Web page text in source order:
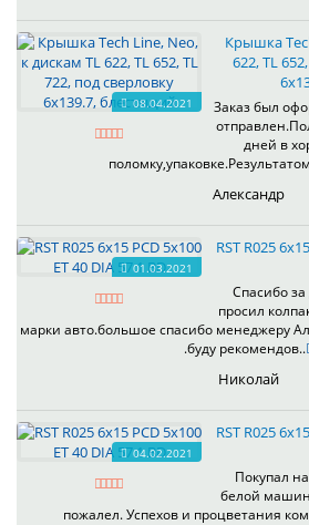
08.04.2021
Крышка
622, TL
Заказ был
дней в
Александр
01.03.2021
RST R025
Спасибо за
просил
марки авто.большое спасибо менеджеру
.буду рекомендов..
Николай
04.02.2021
RST R025
Покупал
белой
пожалел. Успехов и процветания